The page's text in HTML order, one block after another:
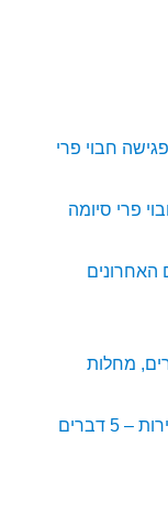
חבוי פרי
פרי סיומה
האחרונים
מחלות
רקטות, פיטורים, מחלות ובחירות – 5 דברים